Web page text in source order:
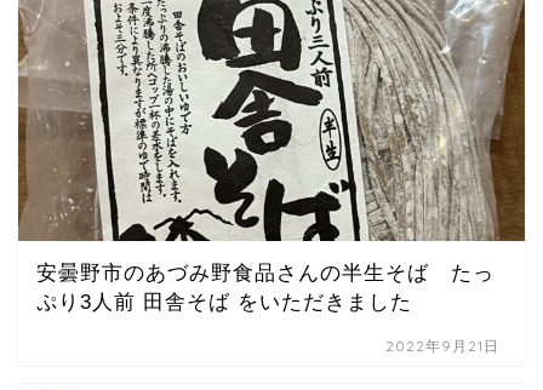
安曇野市のあづみ野食品さんの半生そば たっ
ぷり3人前 田舎そば をいただきました
2022年9月21日